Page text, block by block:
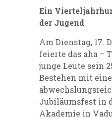
Ein
der Jugend
Am Dienstag, 17.
feierte das aha –
junge Leute sein
Bestehen mit
Jubiläumsfest in
Akademie in